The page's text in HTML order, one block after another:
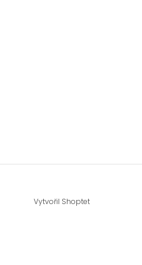
Vytvořil Shoptet